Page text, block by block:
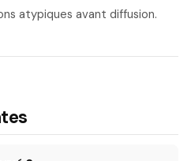
atypiques avant diffusion.